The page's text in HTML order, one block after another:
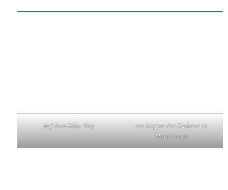
Auf dem Rilke Weg
am Beginn der Radtour in
Monfalcone